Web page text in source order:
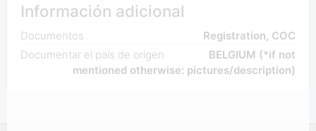
Información adicional
Documentos
Registration, COC
Documentar el país de origen
BELGIUM (*if not
mentioned otherwise: pictures/description)